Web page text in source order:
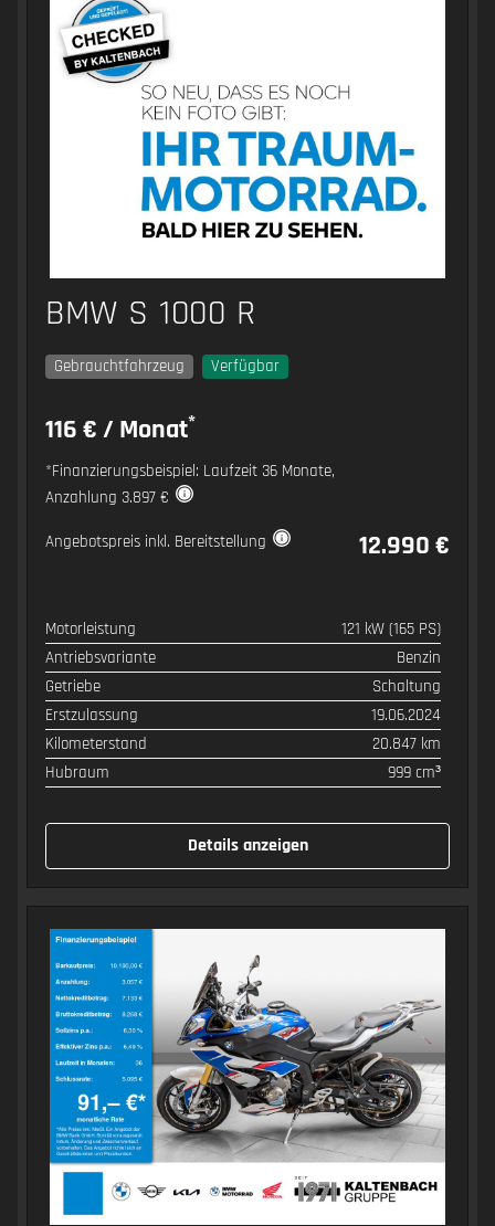
BMW S 1000 R
Gebrauchtfahrzeug Verfügbar
116 € / Monat*
*Finanzierungsbeispiel: Laufzeit 36 Monate,
Anzahlung 3.897 €
Angebotspreis inkl. Bereitstellung 12.990 €
SPEZIFIKATION WERT
Motorleistung
121 kW (165 PS)
Antriebsvariante
Benzin
Getriebe
Schaltung
Erstzulassung
19.06.2024
Kilometerstand
20.847 km
Hubraum
999 cm³
Details anzeigen